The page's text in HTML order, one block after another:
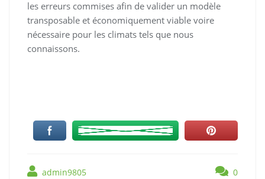
les erreurs commises afin de valider un modèle
transposable et économiquement viable voire
nécessaire pour les climats tels que nous
connaissons.
admin9805 0